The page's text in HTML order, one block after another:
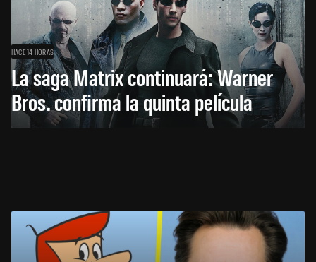
HACE 14 HORAS
La saga Matrix continuará: Warner
Bros. confirma la quinta película